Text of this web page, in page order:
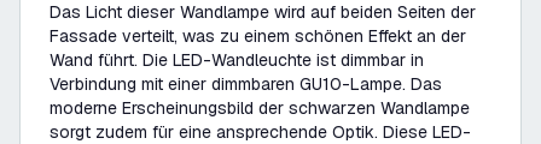
Das Licht dieser Wandlampe wird auf beiden Seiten der
Fassade verteilt, was zu einem schönen Effekt an der
Wand führt. Die LED-Wandleuchte ist dimmbar in
Verbindung mit einer dimmbaren GU10-Lampe. Das
moderne Erscheinungsbild der schwarzen Wandlampe
sorgt zudem für eine ansprechende Optik. Diese LED-